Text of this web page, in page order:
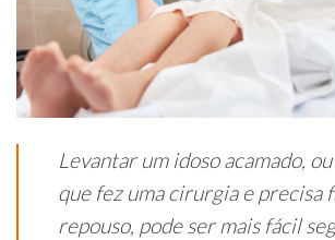
​Levantar um idoso acamado,
que fez uma cirurgia e precisa
repouso, pode ser mais fácil